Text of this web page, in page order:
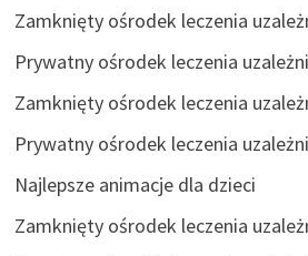
Zamknięty ośrodek leczenia
Prywatny ośrodek leczenia
Zamknięty ośrodek leczenia
Prywatny ośrodek leczenia
Najlepsze animacje dla dzieci
Zamknięty ośrodek leczenia